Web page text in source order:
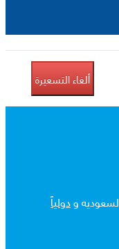
ألغاء التسعيرة
ودولياً